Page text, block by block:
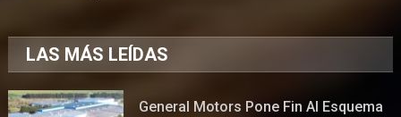
LAS MÁS LEÍDAS
General Motors Pone Fin Al Esquema